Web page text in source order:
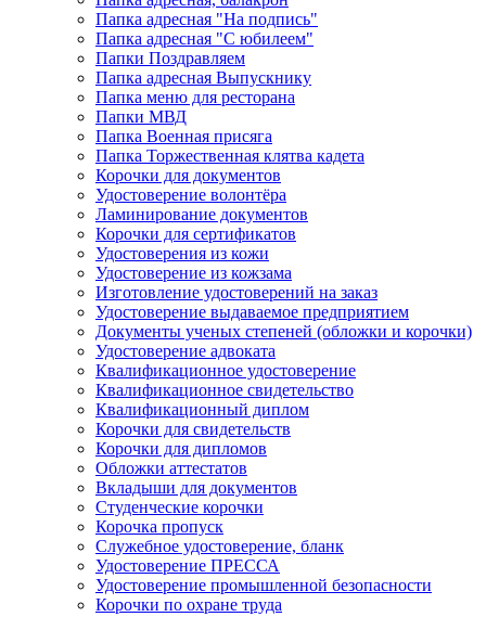
Папка адресная "На подпись"
Папка адресная "C юбилеем"
Папки Поздравляем
Папка адресная Выпускнику
Папка меню для ресторана
Папки МВД
Папка Военная присяга
Папка Торжественная клятва кадета
Корочки для документов
Удостоверение волонтёра
Ламинирование документов
Корочки для сертификатов
Удостоверения из кожи
Удостоверение из кожзама
Изготовление удостоверений на заказ
Удостоверение выдаваемое предприятием
Документы ученых степеней (обложки и корочки)
Удостоверение адвоката
Квалификационное удостоверение
Квалификационное свидетельство
Квалификационный диплом
Корочки для свидетельств
Корочки для дипломов
Обложки аттестатов
Вкладыши для документов
Студенческие корочки
Корочка пропуск
Служебное удостоверение, бланк
Удостоверение ПРЕССА
Удостоверение промышленной безопасности
Корочки по охране труда